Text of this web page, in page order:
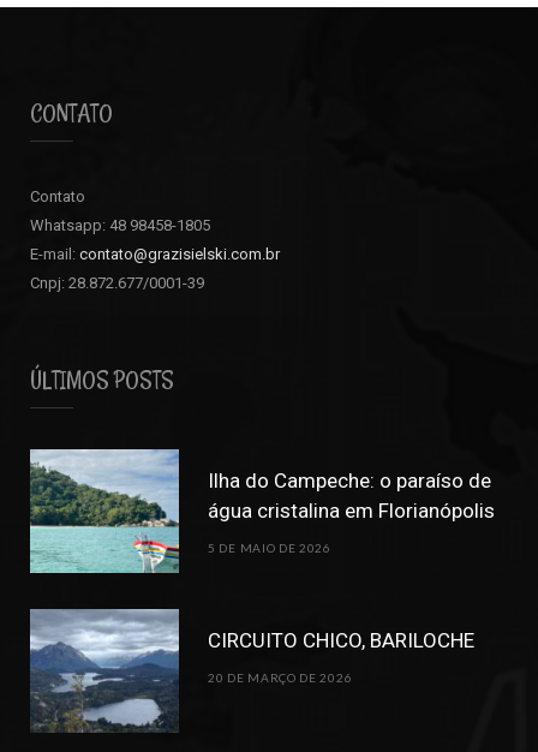
CONTATO
Contato
Whatsapp: 48 98458-1805
E-mail: contato@grazisielski.com.br
Cnpj: 28.872.677/0001-39
ÚLTIMOS POSTS
Ilha do Campeche: o paraíso de
água cristalina em Florianópolis
5 DE MAIO DE 2026
CIRCUITO CHICO, BARILOCHE
20 DE MARÇO DE 2026